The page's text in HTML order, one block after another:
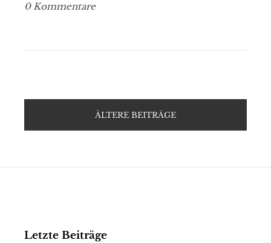
0 Kommentare
ÄLTERE BEITRÄGE
Letzte Beiträge